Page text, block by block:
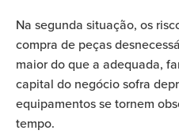
Na segunda situação, os
compra de peças
maior do que a adequada,
capital do negócio sofra
equipamentos se tornem
tempo.